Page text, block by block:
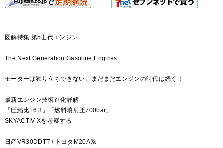
図解特集 第5世代エンジン
The Next Generation Gasoline Engines
モーターは独り立ちできない。まだまだエンジンの時代は続く！
最新エンジン技術進化詳解
「圧縮比16.3」「燃料噴射圧700bar」
SKYACTIV-Xを考察する
日産VR30DDTT / トヨタM20A系